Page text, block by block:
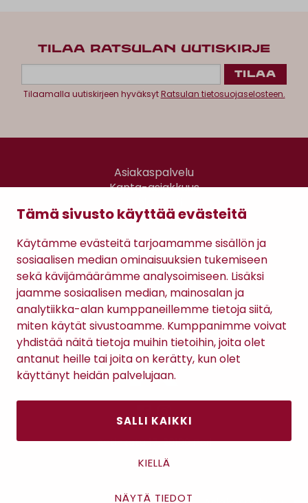
Tämä sivusto käyttää evästeitä
Käytämme evästeitä tarjoamamme sisällön ja
sosiaalisen median ominaisuuksien tukemiseen
sekä kävijämäärämme analysoimiseen. Lisäksi
jaamme sosiaalisen median, mainosalan ja
analytiikka-alan kumppaneillemme tietoja siitä,
miten käytät sivustoamme. Kumppanimme voivat
yhdistää näitä tietoja muihin tietoihin, joita olet
antanut heille tai joita on kerätty, kun olet
käyttänyt heidän palvelujaan.
SALLI KAIKKI
KIELLÄ
NÄYTÄ TIEDOT
TILAA RATSULAN UUTISKIRJE
Tilaamalla uutiskirjeen hyväksytRatsulan tietosuojaselosteen.
Asiakaspalvelu
Kanta-asiakkuus
Gomee Ratsula Café
Antinkatu 17, 28100 Pori
Sopimusehdot
Tietosuojaseloste
Maksutavat